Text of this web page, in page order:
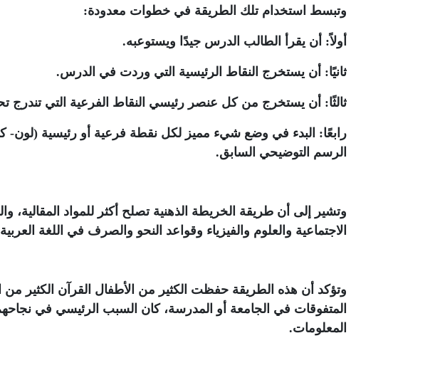
وتبسط استخدام تلك الطريقة في خطوات معدودة:
أولاً: أن يقرأ الطالب الدرس جيدًا ويستوعبه.
ثانيًا: أن يستخرج النقاط الرئيسية التي وردت في الدرس.
ثالثًا: أن يستخرج من كل عنصر رئيسي النقاط الفرعية التي تندرج
رابعًا: البدء في وضع شيء مميز لكل نقطة فرعية أو رئيسية
الرسم التوضيحي السابق.
وتشير إلى أن طريقة الخريطة الذهنية تصلح أكثر للمواد
الاجتماعية والعلوم والفيزياء وقواعد النحو والصرف في اللغة
وتؤكد أن هذه الطريقة حفظت الكثير من الأطفال القرآن الكثير
المتفوقات في الجامعة أو المدرسة، كان السبب الرئيسي في
المعلومات.